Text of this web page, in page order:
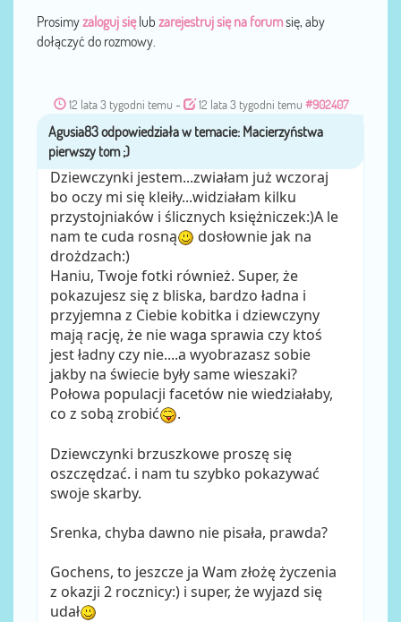
Prosimyzaloguj sięlub zarejestruj się na forumsię, aby
dołączyć do rozmowy.
12 lata 3 tygodni temu - 12 lata 3 tygodni temu #902407
przezAgusia83
Dziewczynki jestem...zwiałam już wczoraj
bo oczy mi się kleiły...widziałam kilku
przystojniaków i ślicznych księżniczek:)A le
nam te cuda rosną
dosłownie jak na
drożdzach:)
Haniu, Twoje fotki również. Super, że
pokazujesz się z bliska, bardzo ładna i
przyjemna z Ciebie kobitka i dziewczyny
mają rację, że nie waga sprawia czy ktoś
jest ładny czy nie....a wyobrazasz sobie
jakby na świecie były same wieszaki?
Połowa populacji facetów nie wiedziałaby,
co z sobą zrobić
.
Dziewczynki brzuszkowe proszę się
oszczędzać. i nam tu szybko pokazywać
swoje skarby.
Srenka, chyba dawno nie pisała, prawda?
Gochens, to jeszcze ja Wam złożę życzenia
z okazji 2 rocznicy:) i super, że wyjazd się
udał